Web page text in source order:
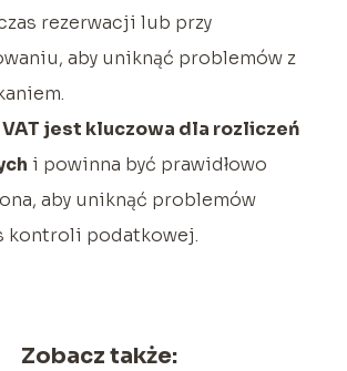
rezerwacji lub przy
aby uniknąć problemów z
VAT jest kluczowa dla rozliczeń
i powinna być prawidłowo
aby uniknąć problemów
kontroli podatkowej.
Zobacz także: